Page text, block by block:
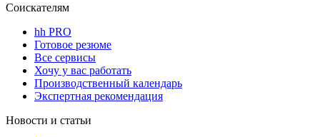
Соискателям
hh PRO
Готовое резюме
Все сервисы
Хочу у вас работать
Производственный календарь
Экспертная рекомендация
Новости и статьи